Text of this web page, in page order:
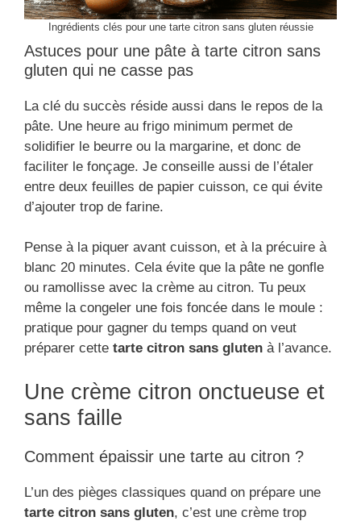
Ingrédients clés pour une tarte citron sans gluten réussie
Astuces pour une pâte à tarte citron sans
gluten qui ne casse pas
La clé du succès réside aussi dans le repos de la
pâte. Une heure au frigo minimum permet de
solidifier le beurre ou la margarine, et donc de
faciliter le fonçage. Je conseille aussi de l’étaler
entre deux feuilles de papier cuisson, ce qui évite
d’ajouter trop de farine.
Pense à la piquer avant cuisson, et à la précuire à
blanc 20 minutes. Cela évite que la pâte ne gonfle
ou ramollisse avec la crème au citron. Tu peux
même la congeler une fois foncée dans le moule :
pratique pour gagner du temps quand on veut
préparer cette tarte citron sans gluten à l’avance.
Une crème citron onctueuse et
sans faille
Comment épaissir une tarte au citron ?
L’un des pièges classiques quand on prépare une
tarte citron sans gluten, c’est une crème trop